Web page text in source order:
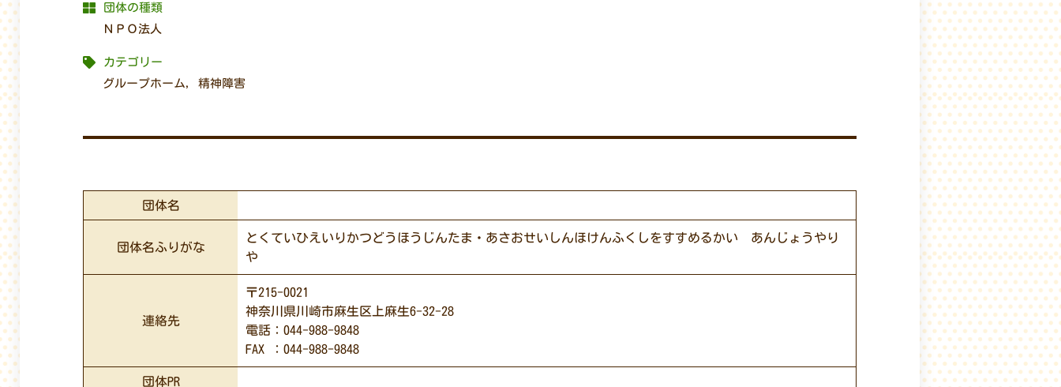
団体の種類
ＮＰＯ法人
カテゴリー
グループホーム, 精神障害
団体名
団体名ふりがな
とくていひえいりかつどうほうじんたま・あさおせいしんほけんふくしをすすめるかい あんじょうやり
や
連絡先
〒215-0021
神奈川県川崎市麻生区上麻生6-32-28
電話：044-988-9848
FAX ：044-988-9848
団体PR